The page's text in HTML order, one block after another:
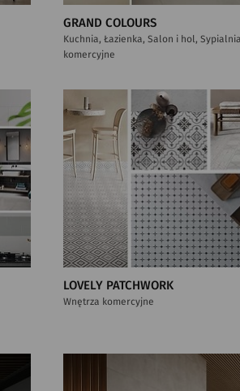
GRAND COLOURS
Kuchnia, Łazienka, Salon i hol,
komercyjne
LOVELY PATCHWORK
Wnętrza komercyjne